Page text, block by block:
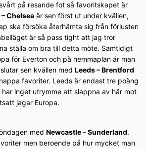
på resande fot så favoritskapet är
Chelsea är sen först ut under kvällen,
ska försöka återhämta sig från förlusten
är så pass tight att jag tror
ställa om bra till detta möte. Samtidigt
för Everton och på hemmaplan är man
sen kvällen med Leeds – Brentford
favoriter. Leeds är endast tre poäng
inget utrymme att slappna av här mot
jagar Europa.
med Newcastle – Sunderland.
men beroende på hur mycket man